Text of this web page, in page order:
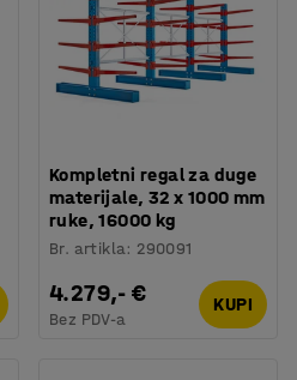
Kompletni regal za duge
materijale, 32 x 1000 mm
ruke, 16000 kg
Br. artikla: 290091
4.279,- €
Bez PDV-a
KUPI